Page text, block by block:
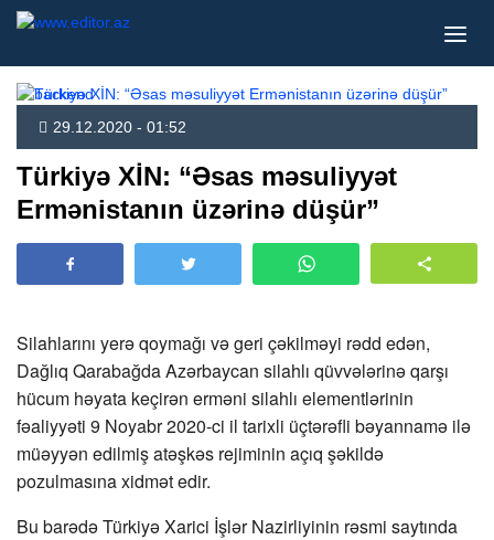
29.12.2020 - 01:52
Türkiyə XİN: “Əsas məsuliyyət
Ermənistanın üzərinə düşür”
Silahlarını yerə qoymağı və geri çəkilməyi rədd edən,
Dağlıq Qarabağda Azərbaycan silahlı qüvvələrinə qarşı
hücum həyata keçirən erməni silahlı elementlərinin
fəaliyyəti 9 Noyabr 2020-ci il tarixli üçtərəfli bəyannamə ilə
müəyyən edilmiş atəşkəs rejiminin açıq şəkildə
pozulmasına xidmət edir.
Bu barədə Türkiyə Xarici İşlər Nazirliyinin rəsmi saytında